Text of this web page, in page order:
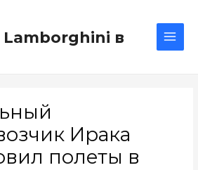
Lamborghini в
Ирака
полеты в